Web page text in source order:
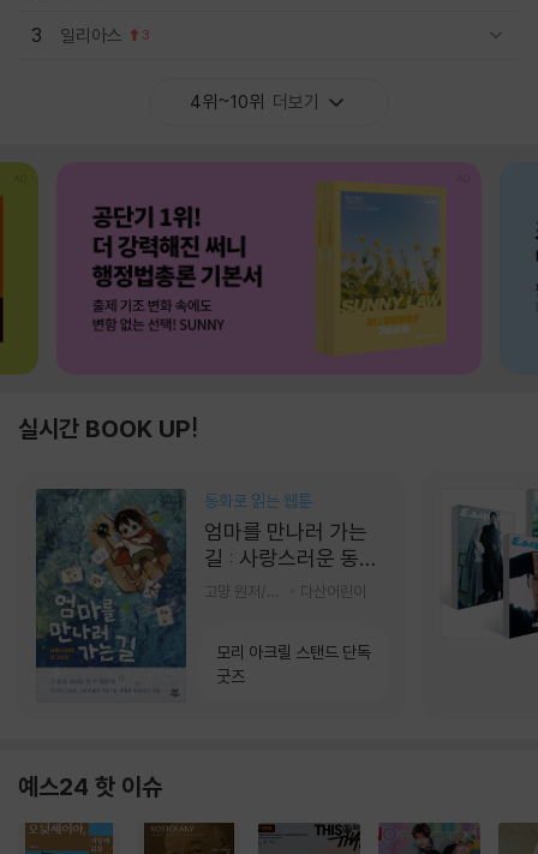
3 일리아스 3
4위~10위 더보기
실시간 BOOK UP!
동화로 읽는 웹툰
엄마를 만나러 가는
길 : 사랑스러운 동그
라미
다산어린이
모리 아크릴 스탠드 단독
굿즈
예스24 핫 이슈